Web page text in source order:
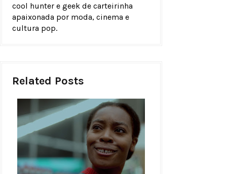
cool hunter e geek de carteirinha
apaixonada por moda, cinema e
cultura pop.
Related Posts